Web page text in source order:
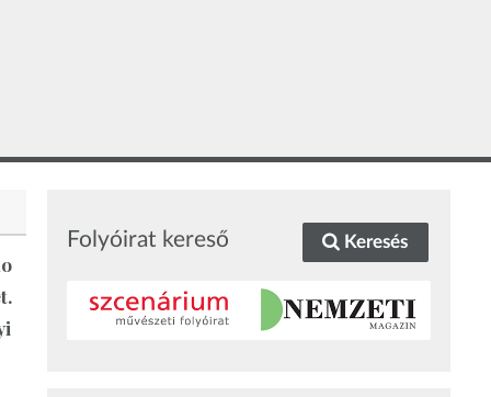
Folyóirat kereső Keresés